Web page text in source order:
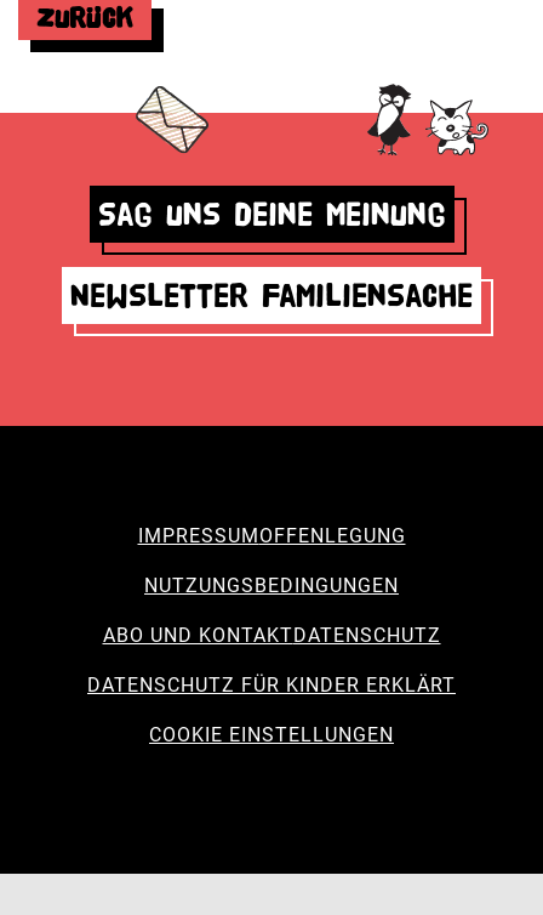
Zurück
Sag uns deine Meinung
Newsletter Familiensache
IMPRESSUMOFFENLEGUNG
NUTZUNGSBEDINGUNGEN
ABO UND KONTAKTDATENSCHUTZ
DATENSCHUTZ FÜR KINDER ERKLÄRT
COOKIE EINSTELLUNGEN